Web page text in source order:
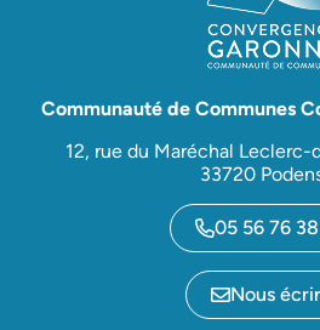
Communauté de Communes
12, rue du Maréchal
33720
05 56 76
Nous